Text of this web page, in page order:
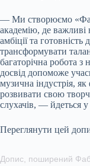
— Ми створюємо
академію, де
амбіції та
трансформувати
багаторічна робота з
досвід допоможе
музична індустрія,
розвивати свою
слухачів, — йдеться
Переглянути цей